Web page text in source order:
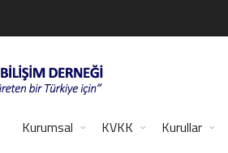
Kurumsal KVKK Kurullar